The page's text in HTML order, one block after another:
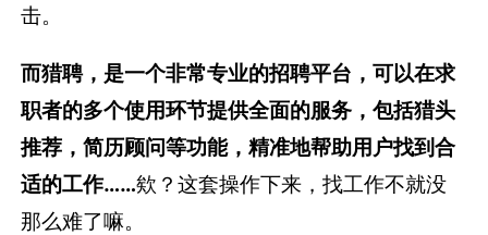
击。
而猎聘，是一个非常专业的招聘平台，可以在求
职者的多个使用环节提供全面的服务，包括猎头
推荐，简历顾问等功能，精准地帮助用户找到合
适的工作……欸？这套操作下来，找工作不就没
那么难了嘛。